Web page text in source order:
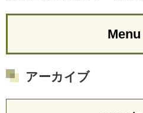
Menu
アーカイブ